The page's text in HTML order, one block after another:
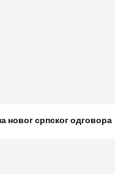
новог српског одговора